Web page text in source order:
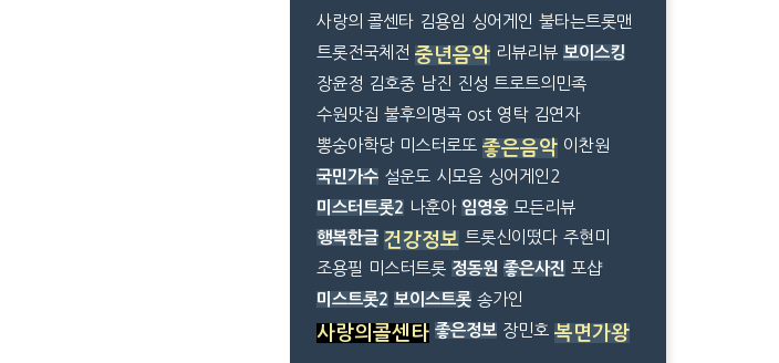
사랑의 콜센타 김용임 싱어게인 불타는트롯맨
트롯전국체전 중년음악 리뷰리뷰 보이스킹
장윤정 김호중 남진 진성 트로트의민족
수원맛집 불후의명곡 ost 영탁 김연자
뽕숭아학당 미스터로또 좋은음악 이찬원
국민가수 설운도 시모음 싱어게인2
미스터트롯2 나훈아 임영웅 모든리뷰
행복한글 건강정보 트롯신이떴다 주현미
조용필 미스터트롯 정동원 좋은사진 포샵
미스트롯2 보이스트롯 송가인
사랑의콜센타 좋은정보 장민호 복면가왕